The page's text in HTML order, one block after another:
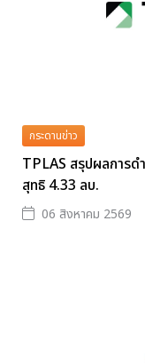
กระดานข่าว
TPLAS สรุปผลการด
สุทธิ 4.33 ลบ.
06 สิงหาคม 2569